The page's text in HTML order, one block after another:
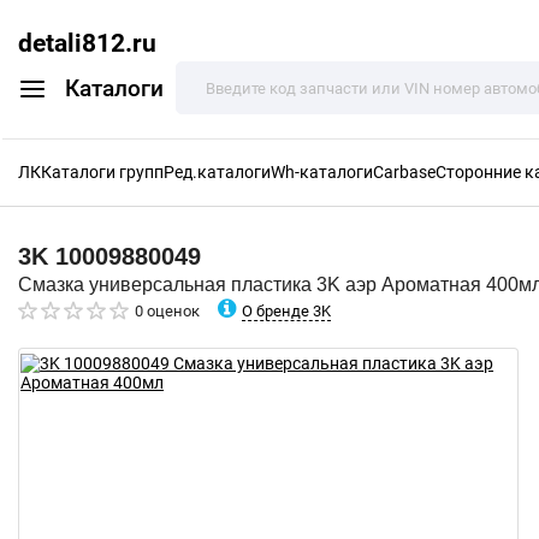
detali812.ru
Каталоги
ЛККаталоги группРед.каталогиWh-каталогиCarbaseСторонние
3K 10009880049
Смазка универсальная пластика 3K аэр Ароматная
0 оценок О бренде 3K